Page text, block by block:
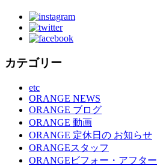
カテゴリー
etc
ORANGE NEWS
ORANGE ブログ
ORANGE 動画
ORANGE 定休日の お知らせ
ORANGEスタッフ
ORANGEビフォー・アフター